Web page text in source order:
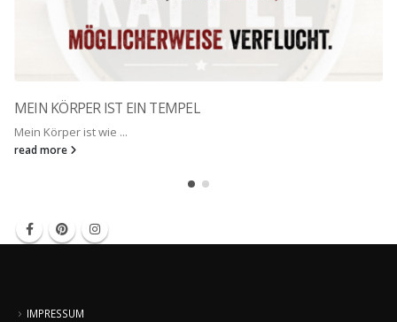
MEIN KÖRPER IST EIN TEMPEL
Mein Körper ist wie ...
read more
IMPRESSUM